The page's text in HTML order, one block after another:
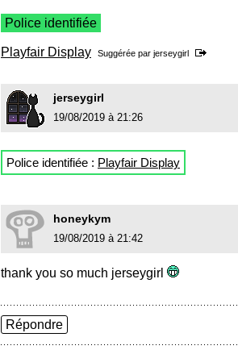
Police identifiée
Playfair Display Suggérée par jerseygirl
jerseygirl
19/08/2019 à 21:26
Police identifiée : Playfair Display
honeykym
19/08/2019 à 21:42
thank you so much jerseygirl
Répondre